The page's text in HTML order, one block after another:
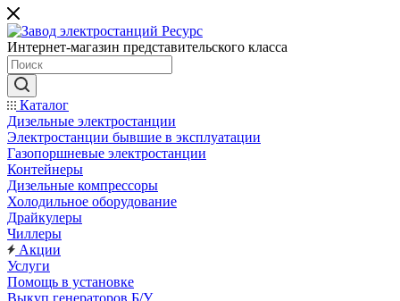
Интернет-магазин представительского класса
Каталог
Дизельные электростанции
Электростанции бывшие в эксплуатации
Газопоршневые электростанции
Контейнеры
Дизельные компрессоры
Холодильное оборудование
Драйкулеры
Чиллеры
Акции
Услуги
Помощь в установке
Выкуп генераторов Б/У